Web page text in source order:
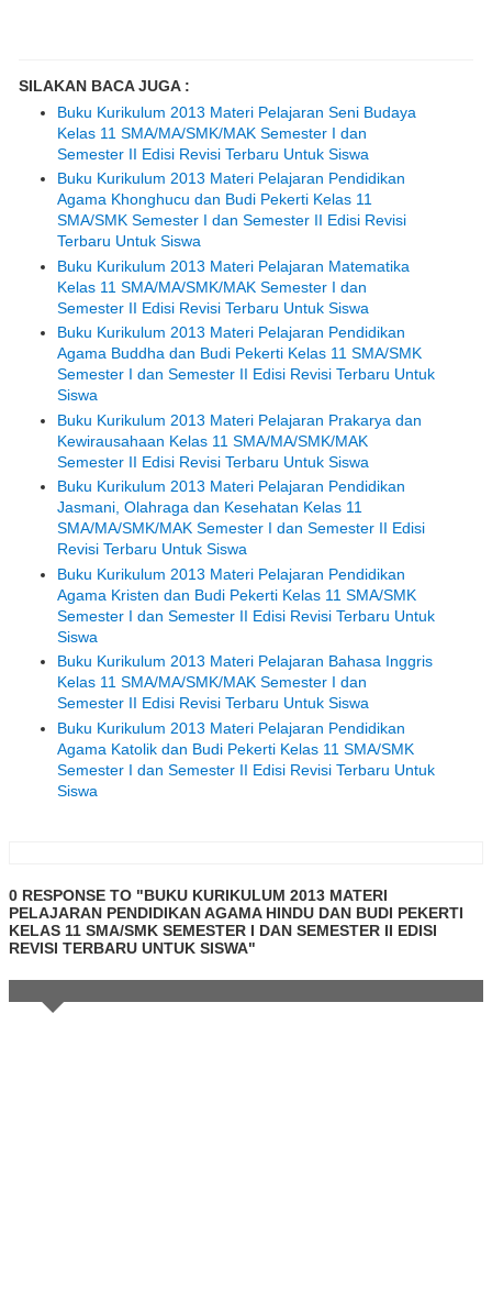
SILAKAN BACA JUGA :
Buku Kurikulum 2013 Materi Pelajaran Seni Budaya
Kelas 11 SMA/MA/SMK/MAK Semester I dan
Semester II Edisi Revisi Terbaru Untuk Siswa
Buku Kurikulum 2013 Materi Pelajaran Pendidikan
Agama Khonghucu dan Budi Pekerti Kelas 11
SMA/SMK Semester I dan Semester II Edisi Revisi
Terbaru Untuk Siswa
Buku Kurikulum 2013 Materi Pelajaran Matematika
Kelas 11 SMA/MA/SMK/MAK Semester I dan
Semester II Edisi Revisi Terbaru Untuk Siswa
Buku Kurikulum 2013 Materi Pelajaran Pendidikan
Agama Buddha dan Budi Pekerti Kelas 11 SMA/SMK
Semester I dan Semester II Edisi Revisi Terbaru Untuk
Siswa
Buku Kurikulum 2013 Materi Pelajaran Prakarya dan
Kewirausahaan Kelas 11 SMA/MA/SMK/MAK
Semester II Edisi Revisi Terbaru Untuk Siswa
Buku Kurikulum 2013 Materi Pelajaran Pendidikan
Jasmani, Olahraga dan Kesehatan Kelas 11
SMA/MA/SMK/MAK Semester I dan Semester II Edisi
Revisi Terbaru Untuk Siswa
Buku Kurikulum 2013 Materi Pelajaran Pendidikan
Agama Kristen dan Budi Pekerti Kelas 11 SMA/SMK
Semester I dan Semester II Edisi Revisi Terbaru Untuk
Siswa
Buku Kurikulum 2013 Materi Pelajaran Bahasa Inggris
Kelas 11 SMA/MA/SMK/MAK Semester I dan
Semester II Edisi Revisi Terbaru Untuk Siswa
Buku Kurikulum 2013 Materi Pelajaran Pendidikan
Agama Katolik dan Budi Pekerti Kelas 11 SMA/SMK
Semester I dan Semester II Edisi Revisi Terbaru Untuk
Siswa
0 RESPONSE TO "BUKU KURIKULUM 2013 MATERI
PELAJARAN PENDIDIKAN AGAMA HINDU DAN BUDI PEKERTI
KELAS 11 SMA/SMK SEMESTER I DAN SEMESTER II EDISI
REVISI TERBARU UNTUK SISWA"